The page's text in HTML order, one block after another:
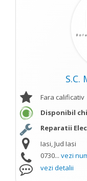
S.C.
Fara calificativ
Disponibil
Reparatii
Iasi, Jud Iasi
0730... vezi
vezi detalii